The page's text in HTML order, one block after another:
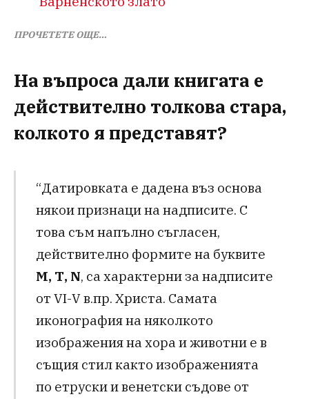
ПРОЧЕТЕТЕ ОЩЕ…
На въпроса дали книгата е
действително толкова стара,
колкото я представят?
“Датировката е дадена въз основа
някои признаци на надписите. С
това съм напълно съгласен,
действително формите на буквите
М, Т, N, са характерни за надписите
от VI-V в.пр. Христа. Самата
иконография на няколкото
изображения на хора и животни е в
същия стил както изображенията
по етруски и венетски съдове от